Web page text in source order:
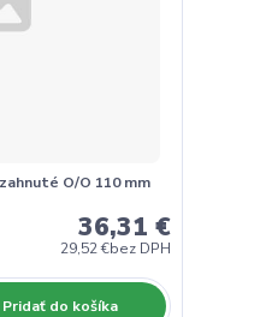
O/O 110 mm
36,31 €
29,52 €bez DPH
Pridať do košíka